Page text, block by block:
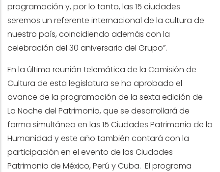
programación y, por lo tanto, las 15 ciudades
seremos un referente internacional de la cultura de
nuestro país, coincidiendo además con la
celebración del 30 aniversario del Grupo”.
En la última reunión telemática de la Comisión de
Cultura de esta legislatura se ha aprobado el
avance de la programación de la sexta edición de
La Noche del Patrimonio, que se desarrollará de
forma simultánea en las 15 Ciudades Patrimonio de la
Humanidad y este año también contará con la
participación en el evento de las Ciudades
Patrimonio de México, Perú y Cuba. El programa